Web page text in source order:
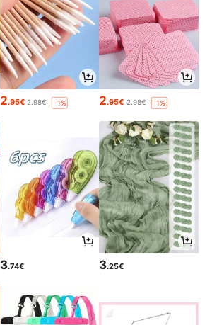
2.95€ 2.98€ -1% 2.95€ 2.98€ -1%
3.74€ 3.25€